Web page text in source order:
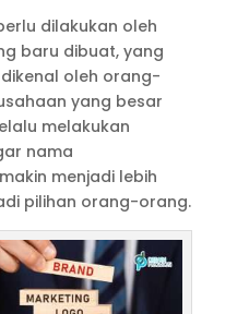
dilakukan oleh
baru dibuat, yang
oleh orang-
yang besar
melakukan
nama
menjadi lebih
pilihan orang-orang.